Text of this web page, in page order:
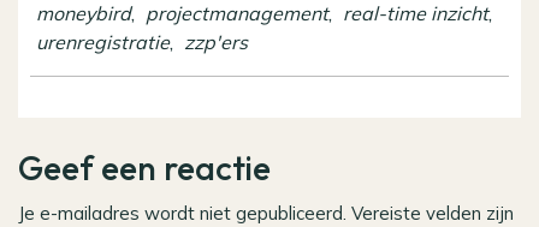
moneybird, projectmanagement, real-time inzicht,
urenregistratie, zzp'ers
Geef een reactie
Je e-mailadres wordt niet gepubliceerd. Vereiste velden zijn